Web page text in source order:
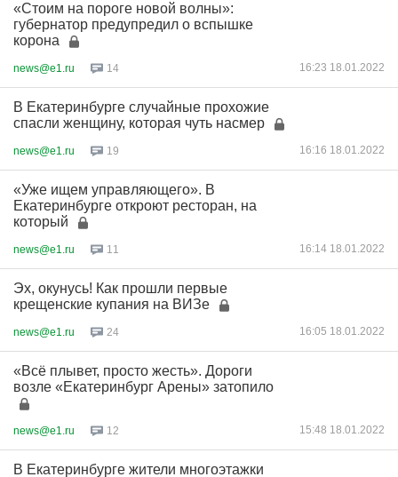
«Стоим на пороге новой волны»:
губернатор предупредил о вспышке
корона
news@e1.ru 14 16:23 18.01.2022
В Екатеринбурге случайные прохожие
спасли женщину, которая чуть насмер
news@e1.ru 19 16:16 18.01.2022
«Уже ищем управляющего». В
Екатеринбурге откроют ресторан, на
который
news@e1.ru 11 16:14 18.01.2022
Эх, окунусь! Как прошли первые
крещенские купания на ВИЗе
news@e1.ru 24 16:05 18.01.2022
«Всё плывет, просто жесть». Дороги
возле «Екатеринбург Арены» затопило
news@e1.ru 12 15:48 18.01.2022
В Екатеринбурге жители многоэтажки